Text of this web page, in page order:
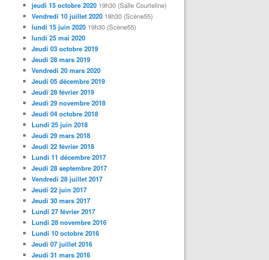
jeudi 15 octobre 2020 19h30 (Salle Courteline)
Vendredi 10 juillet 2020 18h30 (Scène55)
lundi 15 juin 2020 19h30 (Scène55)
lundi 25 mai 2020
Jeudi 03 octobre 2019
Jeudi 28 mars 2019
Vendredi 20 mars 2020
Jeudi 05 décembre 2019
Jeudi 28 février 2019
Jeudi 29 novembre 2018
Jeudi 04 octobre 2018
Lundi 25 juin 2018
Jeudi 29 mars 2018
Jeudi 22 février 2018
Lundi 11 décembre 2017
Jeudi 28 septembre 2017
Vendredi 28 juillet 2017
Jeudi 22 juin 2017
Jeudi 30 mars 2017
Lundi 27 février 2017
Lundi 28 novembre 2016
Lundi 10 octobre 2016
Jeudi 07 juillet 2016
Jeudi 31 mars 2016